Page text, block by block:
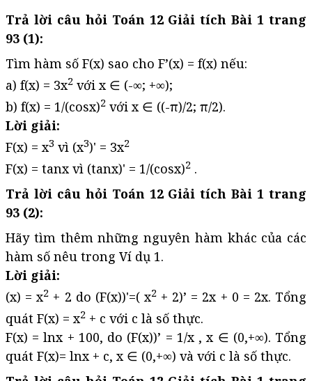
Trả lời câu hỏi Toán 12 Giải tích Bài 1 trang
93 (1):
Tìm hàm số F(x) sao cho F’(x) = f(x) nếu:
a) f(x) = 3x2 với x ∈ (-∞; +∞);
b) f(x) = 1/(cos⁡x)2 với x ∈ ((-π)/2; π/2).
Lời giải:
F(x) = x3 vì (x3)' = 3x2
F(x) = tanx vì (tanx)' = 1/(cos⁡x)2 .
Trả lời câu hỏi Toán 12 Giải tích Bài 1 trang
93 (2):
Hãy tìm thêm những nguyên hàm khác của các
hàm số nêu trong Ví dụ 1.
Lời giải:
(x) = x2 + 2 do (F(x))'=( x2+ 2)’ = 2x + 0 = 2x. Tổng
quát F(x) = x2 + c với c là số thực.
F(x) = lnx + 100, do (F(x))’ = 1/x , x ∈ (0,+∞). Tổng
quát F(x)= lnx + c, x ∈ (0,+∞) và với c là số thực.